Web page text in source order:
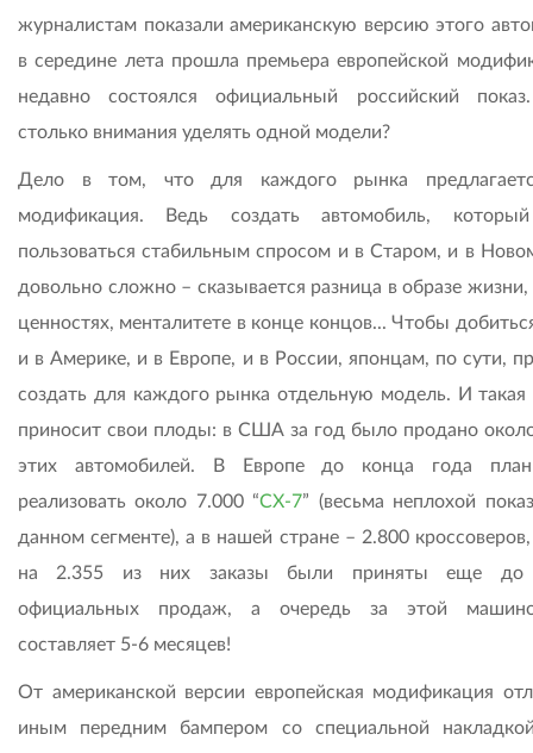
журналистам показали американскую версию этого
в середине лета прошла премьера европейской
недавно состоялся официальный российский
столько внимания уделять одной модели?
Дело в том, что для каждого рынка
модификация. Ведь создать автомобиль,
пользоваться стабильным спросом и в Старом, и в
довольно сложно – сказывается разница в образе жизни,
ценностях, менталитете в конце концов... Чтобы
и в Америке, и в Европе, и в России, японцам, по сути,
создать для каждого рынка отдельную модель. И такая
приносит свои плоды: в США за год было продано
этих автомобилей. В Европе до конца года
реализовать около 7.000 “СХ-7” (весьма неплохой
данном сегменте), а в нашей стране – 2.800
на 2.355 из них заказы были приняты еще до
официальных продаж, а очередь за этой
составляет 5-6 месяцев!
От американской версии европейская модификация
иным передним бампером со специальной